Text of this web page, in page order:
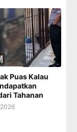
Puas Kalau
Tahanan